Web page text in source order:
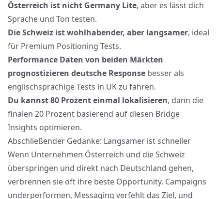
Österreich ist nicht Germany Lite, aber es lässt dich
Sprache und Ton testen.
Die Schweiz ist wohlhabender, aber langsamer, ideal
für Premium Positioning Tests.
Performance Daten von beiden Märkten
prognostizieren deutsche Response besser als
englischsprachige Tests in UK zu fahren.
Du kannst 80 Prozent einmal lokalisieren, dann die
finalen 20 Prozent basierend auf diesen Bridge
Insights optimieren.
Abschließender Gedanke: Langsamer ist schneller
Wenn Unternehmen Österreich und die Schweiz
überspringen und direkt nach Deutschland gehen,
verbrennen sie oft ihre beste Opportunity. Campaigns
underperformen, Messaging verfehlt das Ziel, und